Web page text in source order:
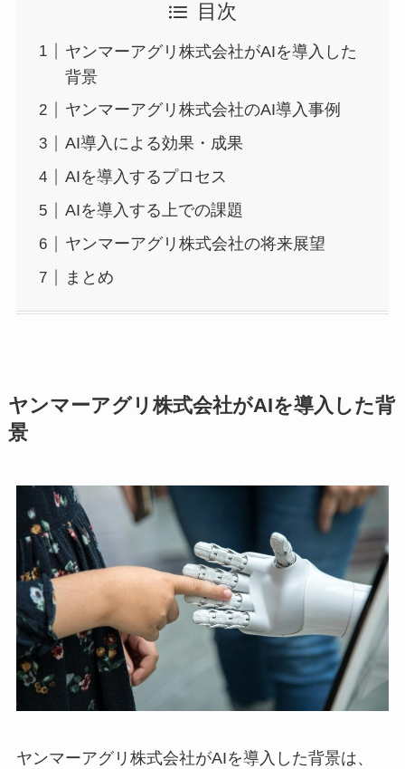
目次
ヤンマーアグリ株式会社がAIを導入した
背景
ヤンマーアグリ株式会社のAI導入事例
AI導入による効果・成果
AIを導入するプロセス
AIを導入する上での課題
ヤンマーアグリ株式会社の将来展望
まとめ
ヤンマーアグリ株式会社がAIを導入した背
景
ヤンマーアグリ株式会社がAIを導入した背景は、